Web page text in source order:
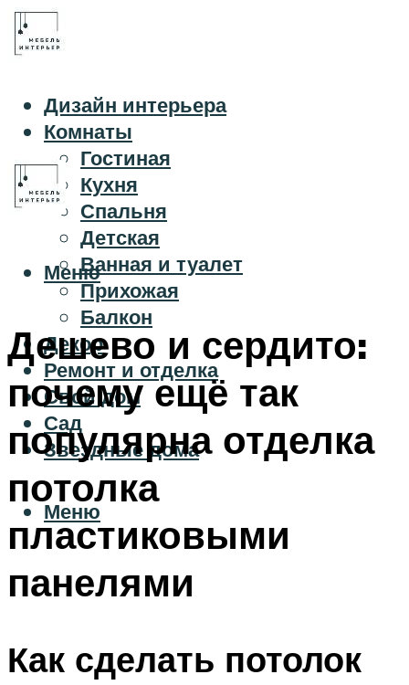
Дизайн интерьера
Комнаты
Гостиная
Кухня
Спальня
Детская
Ванная и туалет
Прихожая
Балкон
Декор
Ремонт и отделка
Свой дом
Сад
Звездные дома
Меню
Меню
Дешево и сердито:
почему ещё так
популярна отделка
потолка
пластиковыми
панелями
Как сделать потолок